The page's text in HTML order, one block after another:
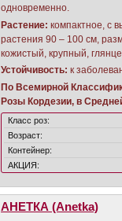
одновременно.
Растение: компактное, с
растения 90 – 100 см,
кожистый, крупный,
Устойчивость:к
По Всемирной
Розы Кордезии, в
Класс роз:
Возраст:
Контейнер:
АКЦИЯ:
АНЕТКА (Anetka)